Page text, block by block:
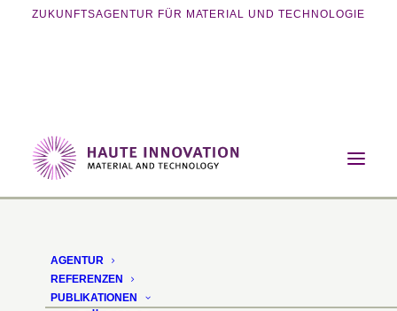
ZUKUNFTSAGENTUR FÜR MATERIAL UND TECHNOLOGIE
AGENTUR
REFERENZEN
PUBLIKATIONEN
Home Magazin
Innovative Fertigung
Miele-Zubehör aus dem 3D-Drucker
Miele-Zubehör aus dem